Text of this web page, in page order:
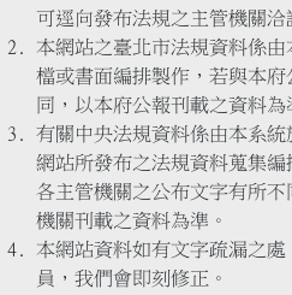
可逕向發布法規之主管機關洽
本網站之臺北市法規資料係
檔或書面編排製作，若與本
同，以本府公報刊載之資料為
有關中央法規資料係由本系
網站所發布之法規資料蒐集
各主管機關之公布文字有所
機關刊載之資料為準。
本網站資料如有文字疏漏之處
員，我們會即刻修正。